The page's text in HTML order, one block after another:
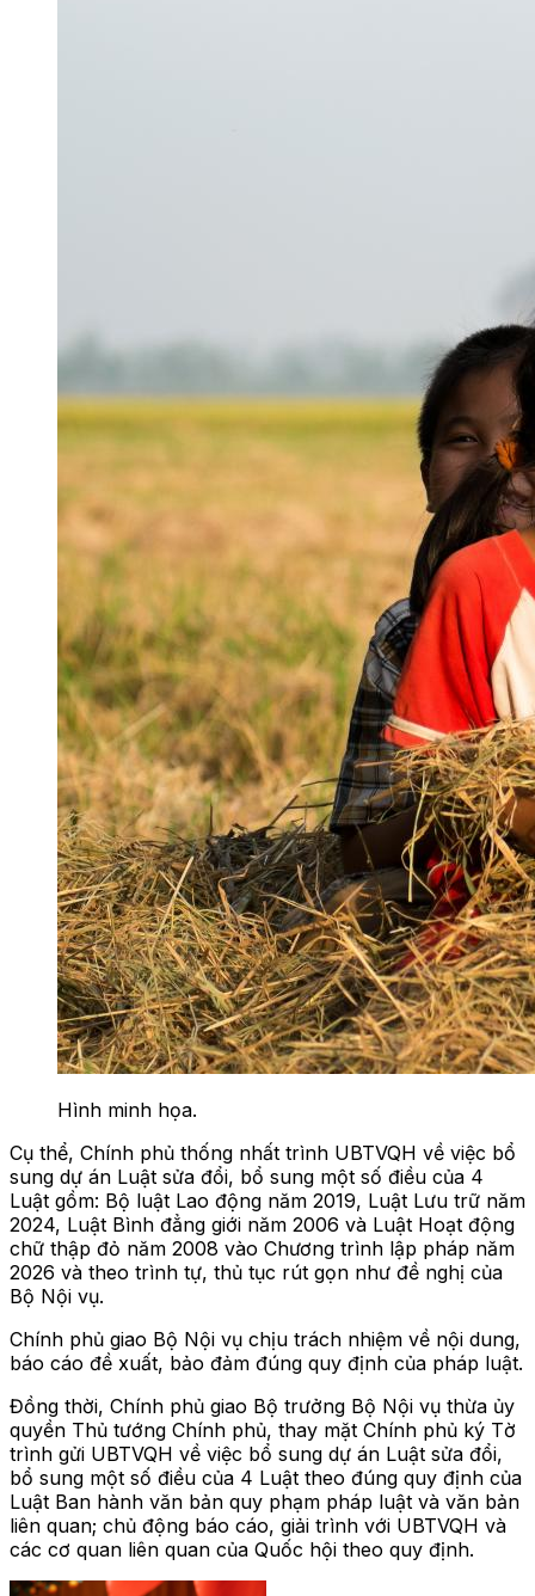
Hình minh họa.
Cụ thể, Chính phủ thống nhất trình UBTVQH về việc bổ
sung dự án Luật sửa đổi, bổ sung một số điều của 4
Luật gồm: Bộ luật Lao động năm 2019, Luật Lưu trữ năm
2024, Luật Bình đẳng giới năm 2006 và Luật Hoạt động
chữ thập đỏ năm 2008 vào Chương trình lập pháp năm
2026 và theo trình tự, thủ tục rút gọn như đề nghị của
Bộ Nội vụ.
Chính phủ giao Bộ Nội vụ chịu trách nhiệm về nội dung,
báo cáo đề xuất, bảo đảm đúng quy định của pháp luật.
Đồng thời, Chính phủ giao Bộ trưởng Bộ Nội vụ thừa ủy
quyền Thủ tướng Chính phủ, thay mặt Chính phủ ký Tờ
trình gửi UBTVQH về việc bổ sung dự án Luật sửa đổi,
bổ sung một số điều của 4 Luật theo đúng quy định của
Luật Ban hành văn bản quy phạm pháp luật và văn bản
liên quan; chủ động báo cáo, giải trình với UBTVQH và
các cơ quan liên quan của Quốc hội theo quy định.